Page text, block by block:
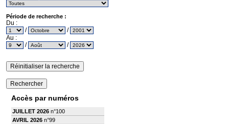
Période de recherche :
Du :
/
/
Au :
/
/
Accès par numéros
JUILLET 2026 n°100
AVRIL 2026 n°99